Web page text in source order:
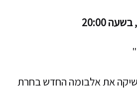
את אלבומה החדש בחרת